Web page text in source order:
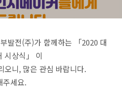
발전(주)가 함께하는 「2020 대
시상식」 이
오니, 많은 관심 바랍니다.
주세요.